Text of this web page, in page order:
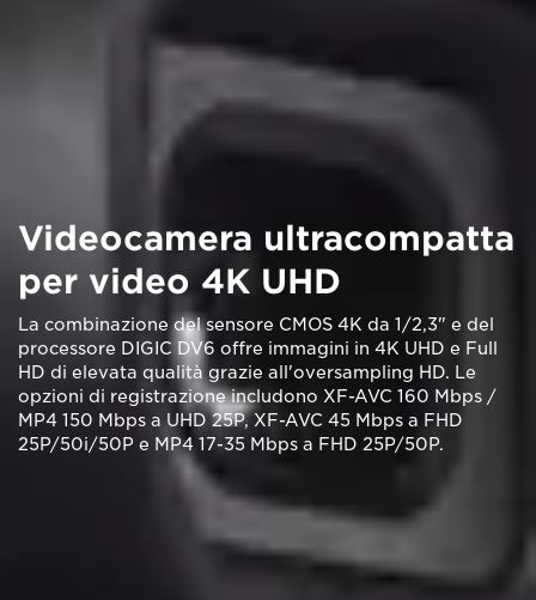
Videocamera ultracompatta
per video 4K UHD
La combinazione del sensore CMOS 4K da 1/2,3" e del
processore DIGIC DV6 offre immagini in 4K UHD e Full
HD di elevata qualità grazie all'oversampling HD. Le
opzioni di registrazione includono XF-AVC 160 Mbps /
MP4 150 Mbps a UHD 25P, XF-AVC 45 Mbps a FHD
25P/50i/50P e MP4 17-35 Mbps a FHD 25P/50P.